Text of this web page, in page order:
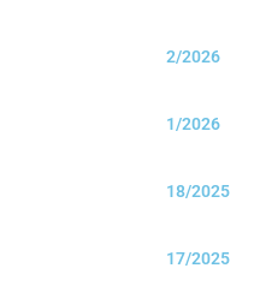
2/2026
1/2026
18/2025
17/2025